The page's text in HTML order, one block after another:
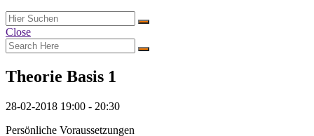
Close
Theorie Basis 1
28-02-2018 19:00 - 20:30
Persönliche Voraussetzungen